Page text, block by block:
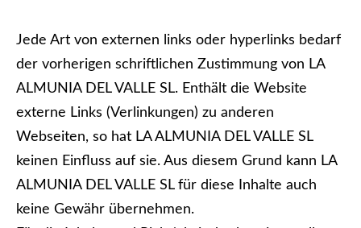
Jede Art von externen links oder hyperlinks bedarf
der vorherigen schriftlichen Zustimmung von LA
ALMUNIA DEL VALLE SL. Enthält die Website
externe Links (Verlinkungen) zu anderen
Webseiten, so hat LA ALMUNIA DEL VALLE SL
keinen Einfluss auf sie. Aus diesem Grund kann LA
ALMUNIA DEL VALLE SL für diese Inhalte auch
keine Gewähr übernehmen.